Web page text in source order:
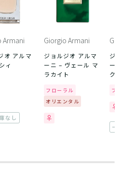
Armani
オ アルマ
ィ
なし
Giorgio Armani
ジョルジオ アルマ
ーニ – ヴェール マ
ラカイト
フローラル
オリエンタル
ジ
ー
ク
フ
一